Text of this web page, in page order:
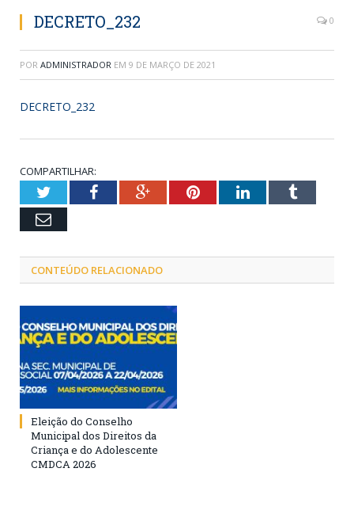
DECRETO_232 0
POR ADMINISTRADOR EM 9 DE MARÇO DE 2021
DECRETO_232
COMPARTILHAR:
TwitterFacebookGoogle+PinterestLinkedInTumblr
Email
CONTEÚDO RELACIONADO
Eleição do Conselho
Municipal dos Direitos da
Criança e do Adolescente
CMDCA 2026